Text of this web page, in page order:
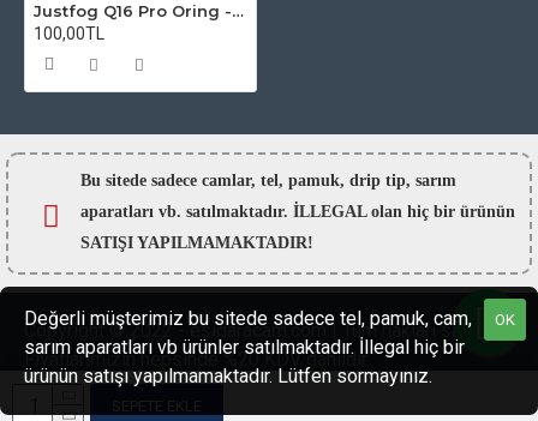
Justfog Q16 Pro Oring - Conta seti
100,00TL
Bu sitede sadece camlar, tel, pamuk, drip tip, sarım
aparatları vb. satılmaktadır. İLLEGAL olan hiç bir ürünün
SATIŞI YAPILMAMAKTADIR!
Copyright © 2022 - esigaracam.com | Tüm hakları saklıdır.
Fiyatlarımızın hepsinde %20 KDV dahildir.
OK
Değerli müşterimiz bu sitede sadece tel, pamuk, cam,
sarım aparatları vb ürünler satılmaktadır. İllegal hiç bir
ürünün satışı yapılmamaktadır. Lütfen sormayınız.